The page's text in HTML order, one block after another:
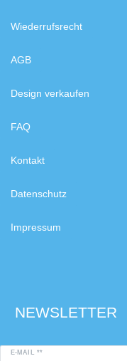
Wiederrufsrecht
AGB
Design verkaufen
FAQ
Kontakt
Datenschutz
Impressum
NEWSLETTER
E-MAIL **